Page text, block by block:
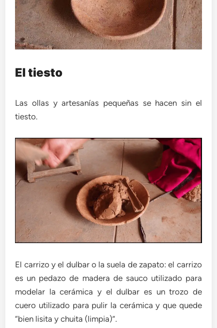
El tiesto
Las ollas y artesanías pequeñas se hacen sin el
tiesto.
El carrizo y el dulbar o la suela de zapato: el carrizo
es un pedazo de madera de sauco utilizado para
modelar la cerámica y el dulbar es un trozo de
cuero utilizado para pulir la cerámica y que quede
“bien lisita y chuita (limpia)”.